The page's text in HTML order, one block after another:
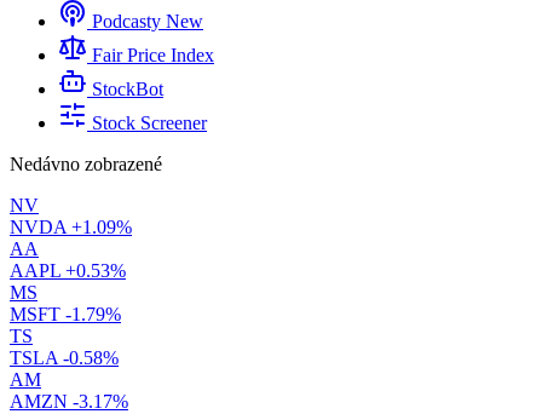
Podcasty New
Fair Price Index
StockBot
Stock Screener
Nedávno zobrazené
NV
NVDA +1.09%
AA
AAPL +0.53%
MS
MSFT -1.79%
TS
TSLA -0.58%
AM
AMZN -3.17%